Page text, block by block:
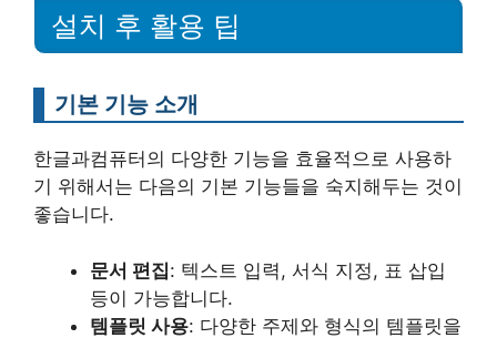
설치 후 활용 팁
기본 기능 소개
한글과컴퓨터의 다양한 기능을 효율적으로 사용하
기 위해서는 다음의 기본 기능들을 숙지해두는 것이
좋습니다.
문서 편집: 텍스트 입력, 서식 지정, 표 삽입
등이 가능합니다.
템플릿 사용: 다양한 주제와 형식의 템플릿을